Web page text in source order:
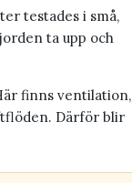
testades i små,
ta upp och
finns ventilation,
Därför blir